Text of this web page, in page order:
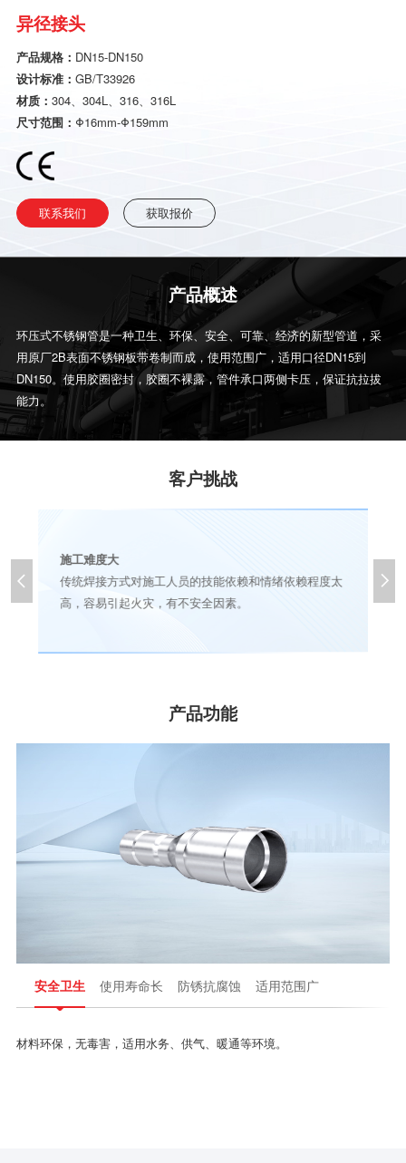
异径接头
产品规格： DN15-DN150
设计标准： GB/T33926
材质： 304、304L、316、316L
尺寸范围： Φ16mm-Φ159mm
联系我们 获取报价
产品概述
环压式不锈钢管是一种卫生、环保、安全、可靠、经济的新型管道，采
用原厂2B表面不锈钢板带卷制而成，使用范围广，适用口径DN15到
DN150。使用胶圈密封，胶圈不裸露，管件承口两侧卡压，保证抗拉拔
能力。
客户挑战
施工难度大
传统焊接方式对施工人员的技能依赖和情绪依赖程度太
高，容易引起火灾，有不安全因素。


产品功能
安全卫生 使用寿命长 防锈抗腐蚀 适用范围广
材料环保，无毒害，适用水务、供气、暖通等环境。